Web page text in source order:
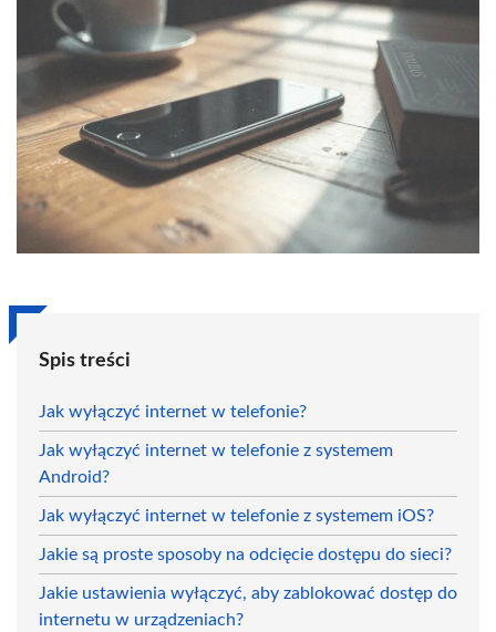
Spis treści
Jak wyłączyć internet w telefonie?
Jak wyłączyć internet w telefonie z systemem
Android?
Jak wyłączyć internet w telefonie z systemem iOS?
Jakie są proste sposoby na odcięcie dostępu do sieci?
Jakie ustawienia wyłączyć, aby zablokować dostęp do
internetu w urządzeniach?